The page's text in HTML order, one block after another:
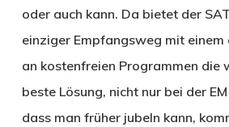
oder auch kann. Da bietet der
einziger Empfangsweg mit
an kostenfreien Programmen die
beste Lösung, nicht nur bei der
dass man früher jubeln kann,